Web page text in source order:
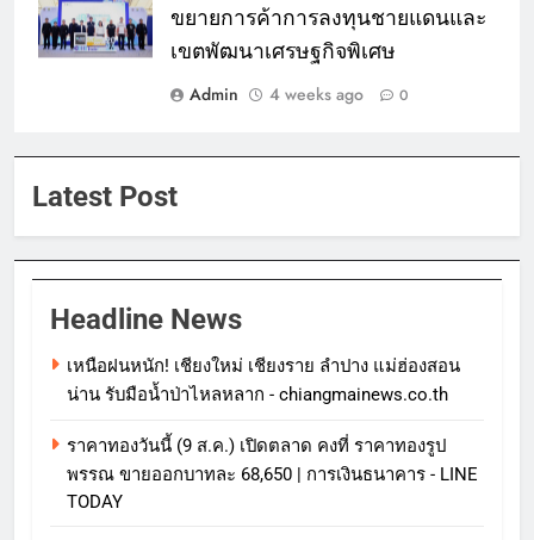
ขยายการค้าการลงทุนชายแดนและ
เขตพัฒนาเศรษฐกิจพิเศษ
Admin
4 weeks ago 0
Latest Post
Headline News
เหนือฝนหนัก! เชียงใหม่ เชียงราย ลำปาง แม่ฮ่องสอน
น่าน รับมือน้ำป่าไหลหลาก - chiangmainews.co.th
ราคาทองวันนี้ (9 ส.ค.) เปิดตลาด คงที่ ราคาทองรูป
พรรณ ขายออกบาทละ 68,650 | การเงินธนาคาร - LINE
TODAY